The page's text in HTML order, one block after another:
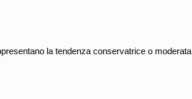
la tendenza conservatrice o moderata